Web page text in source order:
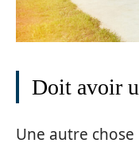
Doit avoir
Une autre